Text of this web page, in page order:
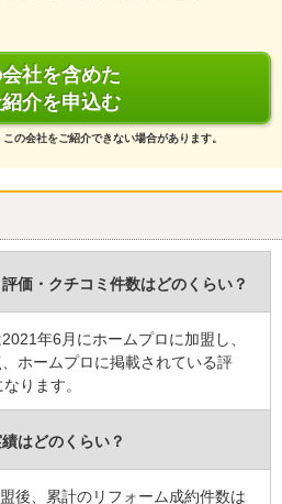
た遅い時間にも対応していただきあ
ろしくお願いいたします。
価格。見積り前に部屋を確認に来た
詳しそうな方が一緒にいらっしゃっ
（リフォームする必要が無い箇所に
いと言ってくれたところ。営業には
事をご依頼いただきまして、誠にあ
ます。
社を含めた
介を申込む
の会社をご紹介できない場合があります。
価・クチコミ件数はどのくらい？
年6月にホームプロに加盟し、
ホームプロに掲載されている評
ります。
はどのくらい？
後、累計のリフォーム成約件数は